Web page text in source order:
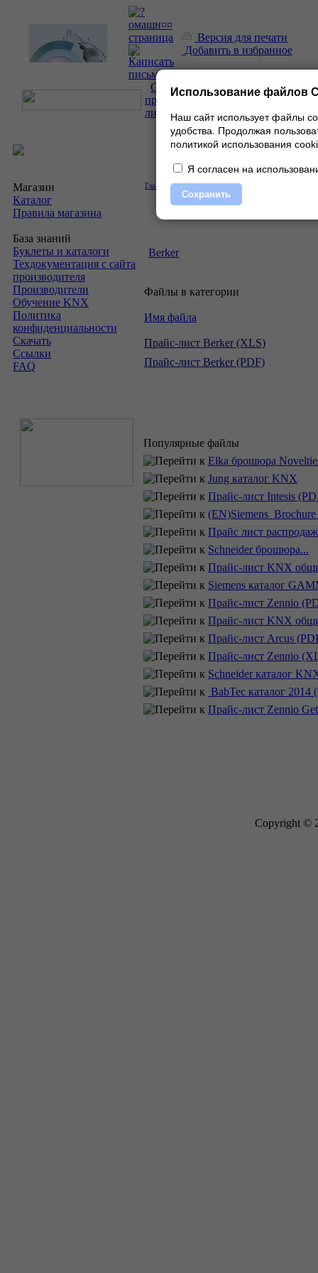
Версия для печати
Добавить в избранное
О
проекте| Каталог|
Прайс-
лист
| Контакты
Магазин
Каталог
Правила магазина
База знаний
Буклеты и каталоги
Техдокументация с сайта
производителя
Производители
Обучение KNX
Политика
конфиденциальности
Скачать
Ссылки
FAQ
Главная »Скачать»Прайс-листы
Berker
Файлы в категории
Имя файла
Прайс-лист Berker (XLS)
Прайс-лист Berker (PDF)
Популярные файлы
Elka брошюра
Jung каталог KNX
Прайс-лист Intesis
Прайс лист
Schneider брошюра...
Прайс-лист KNX
Siemens каталог
Прайс-лист Zennio
Прайс-лист KNX
Прайс-лист Arcus
Прайс-лист Zennio
Schneider каталог
BabTec каталог 2014
Прайс-лист Zennio
Copyright ©
Использование файлов
Наш сайт использует файлы
удобства. Продолжая
политикой использования
Я согласен на
Сохранить